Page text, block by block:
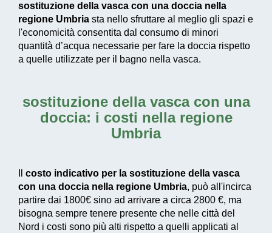
sostituzione della vasca con una doccia nella
regione Umbria sta nello sfruttare al meglio gli spazi e
l'economicità consentita dal consumo di minori
quantità d’acqua necessarie per fare la doccia rispetto
a quelle utilizzate per il bagno nella vasca.
sostituzione della vasca con una
doccia: i costi nella regione
Umbria
costo indicativo per la sostituzione della vasca
con una doccia nella regione Umbria, può all'incirca
partire dai 1800€ sino ad arrivare a circa 2800 €, ma
bisogna sempre tenere presente che nelle città del
Nord i costi sono più alti rispetto a quelli applicati al